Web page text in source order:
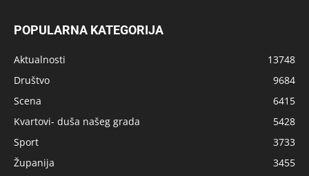
POPULARNA KATEGORIJA
Aktualnosti
13748
Društvo
9684
Scena
6415
Kvartovi- duša našeg grada
5428
Sport
3733
Županija
3455